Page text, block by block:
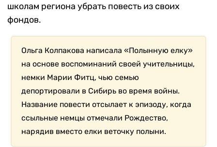
школам региона убрать повесть из своих
фондов.
Ольга Колпакова написала «Полынную елку»
на основе воспоминаний своей учительницы,
немки Марии Фитц, чью семью
депортировали в Сибирь во время войны.
Название повести отсылает к эпизоду, когда
ссыльные немцы отмечали Рождество,
нарядив вместо елки веточку полыни.